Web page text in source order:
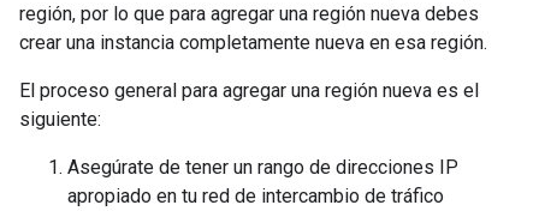
región, por lo que para agregar una región nueva debes
crear una instancia completamente nueva en esa región.
El proceso general para agregar una región nueva es el
siguiente:
Asegúrate de tener un rango de direcciones IP
apropiado en tu red de intercambio de tráfico